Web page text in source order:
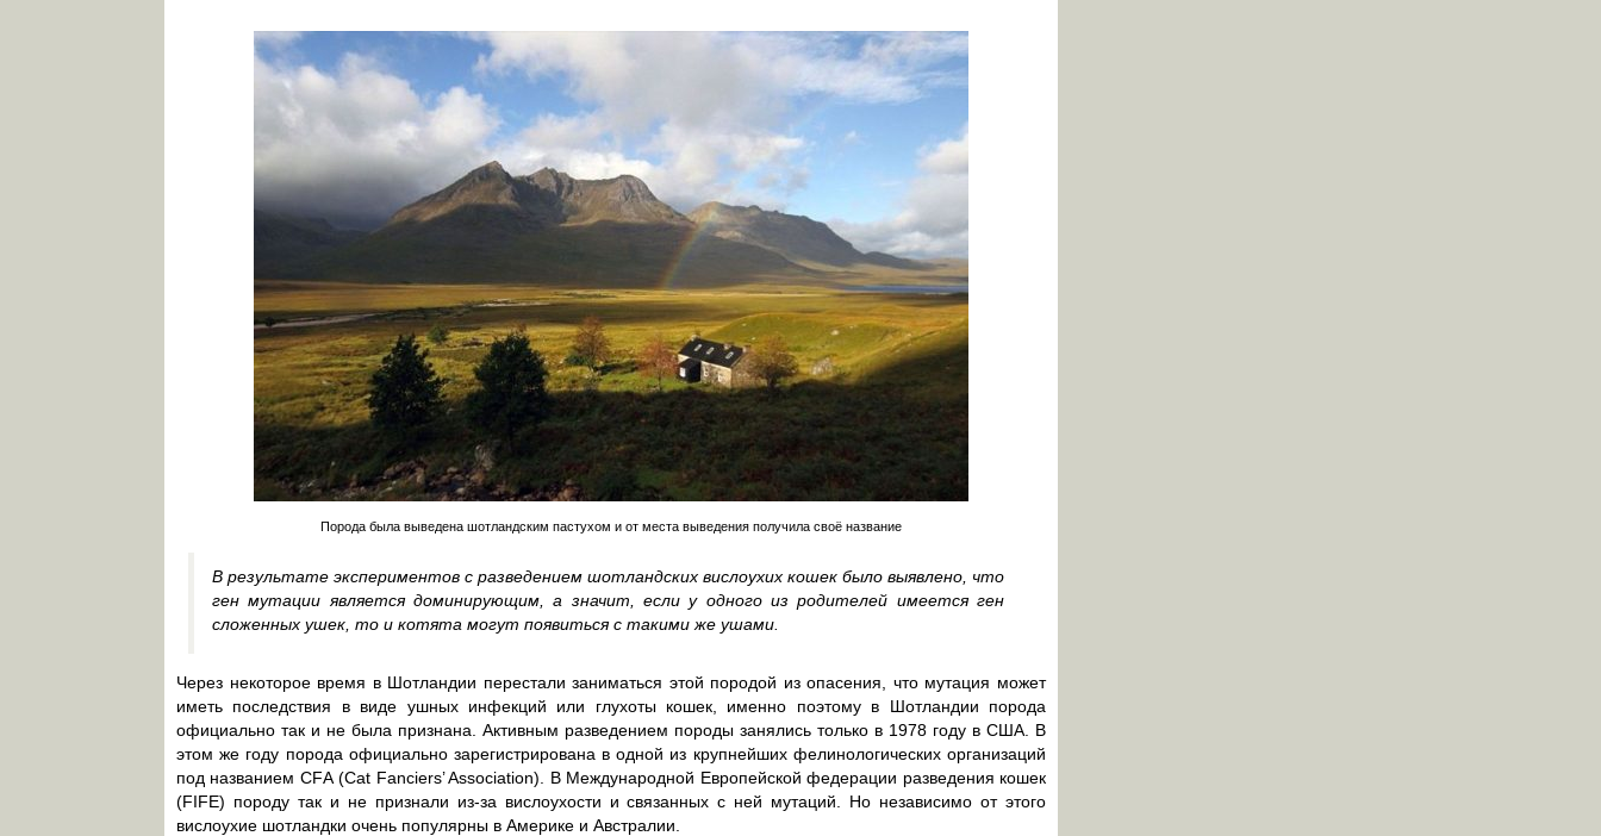
Порода была выведена шотландским пастухом и от места выведения получила своё название
В результате экспериментов с разведением шотландских вислоухих кошек было выявлено, что
ген мутации является доминирующим, а значит, если у одного из родителей имеется ген
сложенных ушек, то и котята могут появиться с такими же ушами.
Через некоторое время в Шотландии перестали заниматься этой породой из опасения, что мутация может
иметь последствия в виде ушных инфекций или глухоты кошек, именно поэтому в Шотландии порода
официально так и не была признана. Активным разведением породы занялись только в 1978 году в США. В
этом же году порода официально зарегистрирована в одной из крупнейших фелинологических организаций
под названием СFА (Cat Fanciers’ Association). В Международной Европейской федерации разведения кошек
(FIFE) породу так и не признали из-за вислоухости и связанных с ней мутаций. Но независимо от этого
вислоухие шотландки очень популярны в Америке и Австралии.